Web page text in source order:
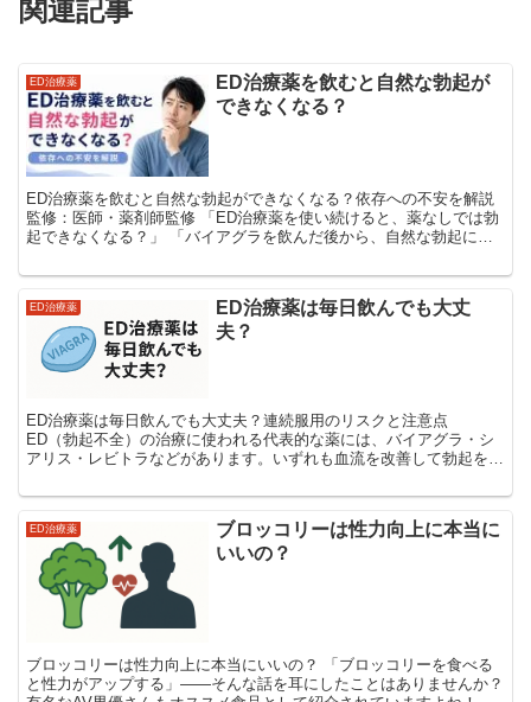
関連記事
ED治療薬
ED治療薬を飲むと自然な勃起が
できなくなる？
ED治療薬を飲むと自然な勃起ができなくなる？依存への不安を解説
監修：医師・薬剤師監修 「ED治療薬を使い続けると、薬なしでは勃
起できなくなる？」 「バイアグラを飲んだ後から、自然な勃起に自
ED治療薬
ED治療薬は毎日飲んでも大丈
夫？
ED治療薬は毎日飲んでも大丈夫？連続服用のリスクと注意点
ED（勃起不全）の治療に使われる代表的な薬には、バイアグラ・シ
アリス・レビトラなどがあります。いずれも血流を改善して勃起を促
ED治療薬
ブロッコリーは性力向上に本当に
いいの？
ブロッコリーは性力向上に本当にいいの？ 「ブロッコリーを食べる
と性力がアップする」――そんな話を耳にしたことはありませんか？